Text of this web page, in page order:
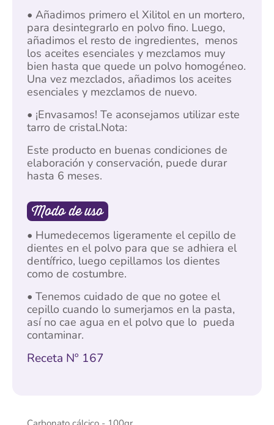
• Añadimos primero el Xilitol en un mortero,
para desintegrarlo en polvo fino. Luego,
añadimos el resto de ingredientes, menos
los aceites esenciales y mezclamos muy
bien hasta que quede un polvo homogéneo.
Una vez mezclados, añadimos los aceites
esenciales y mezclamos de nuevo.
• ¡Envasamos! Te aconsejamos utilizar este
tarro de cristal.Nota:
Este producto en buenas condiciones de
elaboración y conservación, puede durar
hasta 6 meses.
Modo de uso
• Humedecemos ligeramente el cepillo de
dientes en el polvo para que se adhiera el
dentífrico, luego cepillamos los dientes
como de costumbre.
• Tenemos cuidado de que no gotee el
cepillo cuando lo sumerjamos en la pasta,
así no cae agua en el polvo que lo pueda
contaminar.
Receta Nº 167